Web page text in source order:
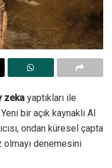
zeka yaptıkları ile
bir açık kaynaklı AI
ondan küresel çapta
olmayı denemesini